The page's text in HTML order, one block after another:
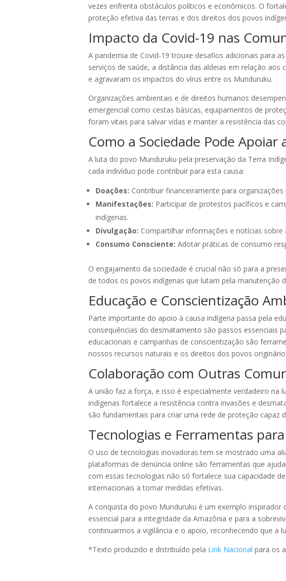
vezes enfrenta obstáculos políticos e econômicos. O
proteção efetiva das terras e dos direitos dos povos
Impacto da Covid-19 nas
A pandemia de Covid-19 trouxe desafios adicionais para
serviços de saúde, a distância das aldeias em relação
e agravaram os impactos do vírus entre os Munduruku.
Organizações ambientais e de direitos humanos
emergencial como cestas básicas, equipamentos de
foram vitais para salvar vidas e manter a resistência das
Como a Sociedade Pode Apoiar
A luta do povo Munduruku pela preservação da Terra
cada indivíduo pode contribuir para esta causa:
Doações: Contribuir financeiramente para
Manifestações: Participar de protestos pacíficos e
indígenas.
Divulgação: Compartilhar informações e notícias
Consumo Consciente: Adotar práticas de consumo
O engajamento da sociedade é crucial não só para a
de todos os povos indígenas que lutam pela manutenção
Educação e Conscientização
Parte importante do apoio à causa indígena passa pela
consequências do desmatamento são passos essenciais
educacionais e campanhas de conscientização são
nossos recursos naturais e os direitos dos povos
Colaboração com Outras
A união faz a força, e isso é especialmente verdadeiro na
indígenas fortalece a resistência contra invasões e
são fundamentais para criar uma rede de proteção capaz
Tecnologias e Ferramentas
O uso de tecnologias inovadoras tem se mostrado uma
plataformas de denúncia online são ferramentas que
com essas tecnologias não só fortalece sua capacidade
internacionais a tomar medidas efetivas.
A conquista do povo Munduruku é um exemplo inspirador
essencial para a integridade da Amazônia e para a
continuarmos a vigilância e o apoio, reconhecendo que a
*Texto produzido e distribuído pela Link Nacional para os